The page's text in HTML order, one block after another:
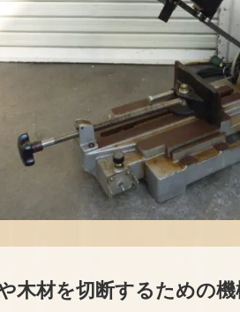
木材を切断するための機